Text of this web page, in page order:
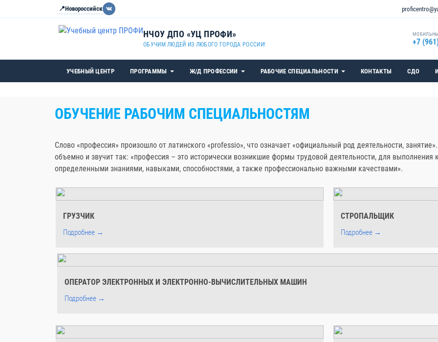
📍Новороссийск
НЧОУ ДПО «УЦ ПРОФИ»
ОБУЧИМ ЛЮДЕЙ ИЗ ЛЮБОГО ГОРОДА РОССИИ! +7
УЧЕБНЫЙ ЦЕНТР ПРОГРАММЫ Ж/Д ПРОФЕССИИ РАБОЧИЕ СПЕЦИАЛЬНОСТИ КОНТАКТЫ СДО
ОБУЧЕНИЕ РАБОЧИМ СПЕЦИАЛЬНОСТЯМ
Слово «профессия» произошло от латинского «professio», что означает «официальный род деятельности,
объемно и звучит так: «профессия – это исторически возникшие формы трудовой деятельности, для
определенными знаниями, навыками, способностями, а также профессионально важными качествами».
ГРУЗЧИК
Подробнее →
СТРОПАЛЬЩИК
Подробнее →
ОПЕРАТОР ЭЛЕКТРОННЫХ И ЭЛЕКТРОННО-ВЫЧИСЛИТЕЛЬНЫХ МАШИН
Подробнее →